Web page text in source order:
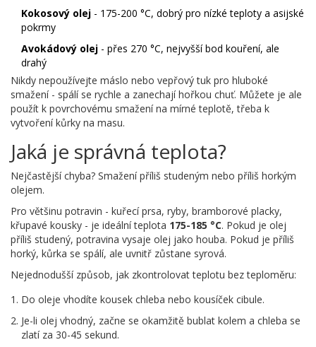
Kokosový olej - 175-200 °C, dobrý pro nízké teploty a asijské
pokrmy
Avokádový olej - přes 270 °C, nejvyšší bod kouření, ale
drahý
Nikdy nepoužívejte máslo nebo vepřový tuk pro hluboké
smažení - spálí se rychle a zanechají hořkou chuť. Můžete je ale
použít k povrchovému smažení na mírné teplotě, třeba k
vytvoření kůrky na masu.
Jaká je správná teplota?
Nejčastější chyba? Smažení příliš studeným nebo příliš horkým
olejem.
Pro většinu potravin - kuřecí prsa, ryby, bramborové placky,
křupavé kousky - je ideální teplota 175-185 °C. Pokud je olej
příliš studený, potravina vysaje olej jako houba. Pokud je příliš
horký, kůrka se spálí, ale uvnitř zůstane syrová.
Nejednodušší způsob, jak zkontrolovat teplotu bez teploměru:
Do oleje vhodíte kousek chleba nebo kousíček cibule.
Je-li olej vhodný, začne se okamžitě bublat kolem a chleba se
zlatí za 30-45 sekund.